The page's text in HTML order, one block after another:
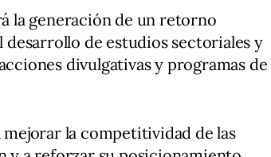
la generación de un retorno
desarrollo de estudios sectoriales y
divulgativas y programas de
mejorar la competitividad de las